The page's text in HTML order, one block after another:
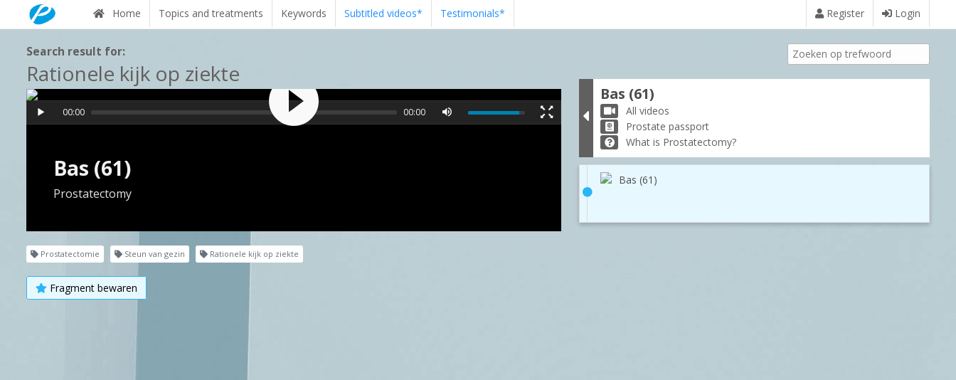
Home Topics and treatments Keywords Subtitled videos* Testimonials* Register Login
Search result for:
Rationele kijk op ziekte
Bas (61)
Prostatectomy
00:00 00:00
Prostatectomie Steun van gezin Rationele kijk op ziekte
Fragment bewaren
Bas (61)
All videos
Prostate passport
What is Prostatectomy?
Bas (61)